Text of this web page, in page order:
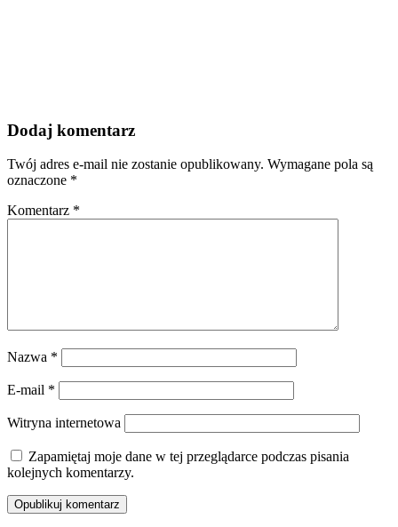
Dodaj komentarz
Twój adres e-mail nie zostanie opublikowany. Wymagane pola są
oznaczone *
Komentarz *
Nazwa *
E-mail *
Witryna internetowa
Zapamiętaj moje dane w tej przeglądarce podczas pisania
kolejnych komentarzy.